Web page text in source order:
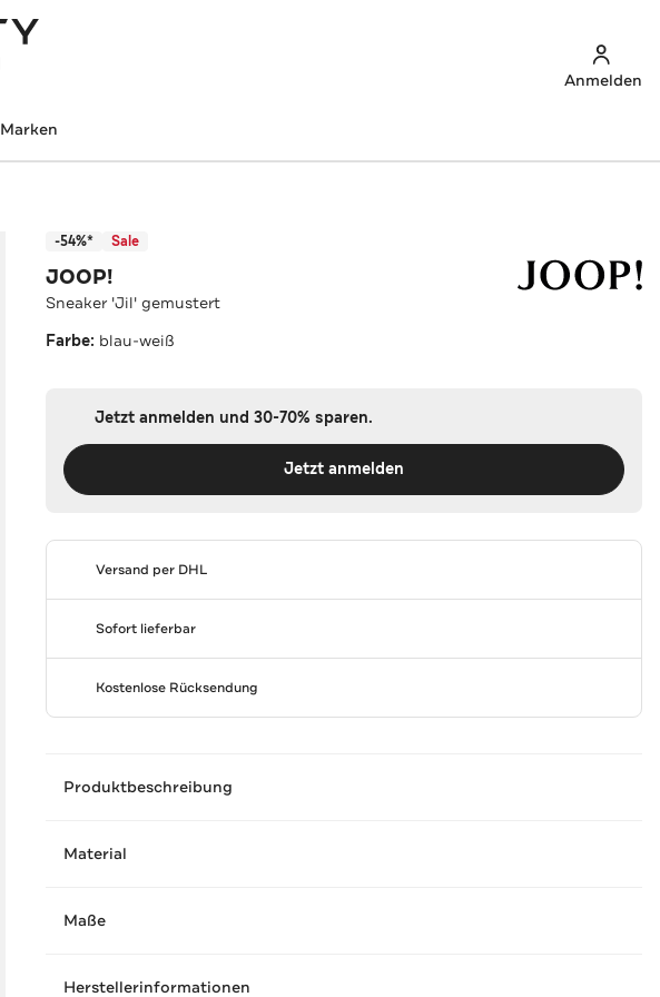
Anmelden
Marken
-54%* Sale
JOOP!
Sneaker 'Jil' gemustert
Farbe: blau-weiß
Jetzt anmelden und 30-70% sparen.
Jetzt anmelden
Versand per DHL
Sofort lieferbar
Kostenlose Rücksendung
Produktbeschreibung
Material
Maße
Herstellerinformationen